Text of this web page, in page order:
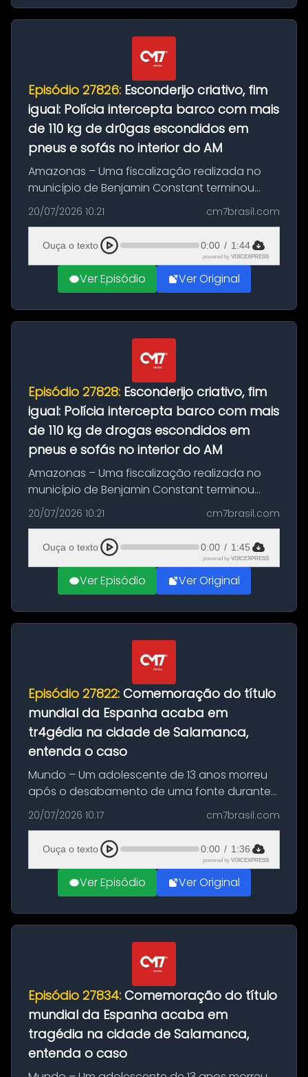
Episódio 27826: Esconderijo criativo, fim
igual: Polícia intercepta barco com mais
de 110 kg de dr0gas escondidos em
pneus e sofás no interior do AM
Amazonas – Uma fiscalização realizada no
município de Benjamin Constant terminou
com a apreensão de aproximadamente 115
quilos de entorpecentes em uma
embarcação atracada no porto da cidade. O
materia...
20/07/2026 10:21 cm7brasil.com
Ouça o texto 0:00 / 1:44
powered by VOICEXPRESS
Ver Episódio Ver Original
Episódio 27828: Esconderijo criativo, fim
igual: Polícia intercepta barco com mais
de 110 kg de drogas escondidos em
pneus e sofás no interior do AM
Amazonas – Uma fiscalização realizada no
município de Benjamin Constant terminou
com a apreensão de aproximadamente 115
quilos de entorpecentes em uma
embarcação atracada no porto da cidade. O
materia...
20/07/2026 10:21 cm7brasil.com
Ouça o texto 0:00 / 1:45
powered by VOICEXPRESS
Ver Episódio Ver Original
Episódio 27822: Comemoração do título
mundial da Espanha acaba em
tr4gédia na cidade de Salamanca,
entenda o caso
Mundo – Um adolescente de 13 anos morreu
após o desabamento de uma fonte durante
as comemorações pelo título da Copa do
Mundo conquistado pela Espanha, em
Ciudad Rodrigo, na província de Salamanca,
no...
20/07/2026 10:17 cm7brasil.com
Ouça o texto 0:00 / 1:36
powered by VOICEXPRESS
Ver Episódio Ver Original
Episódio 27834: Comemoração do título
mundial da Espanha acaba em
tragédia na cidade de Salamanca,
entenda o caso